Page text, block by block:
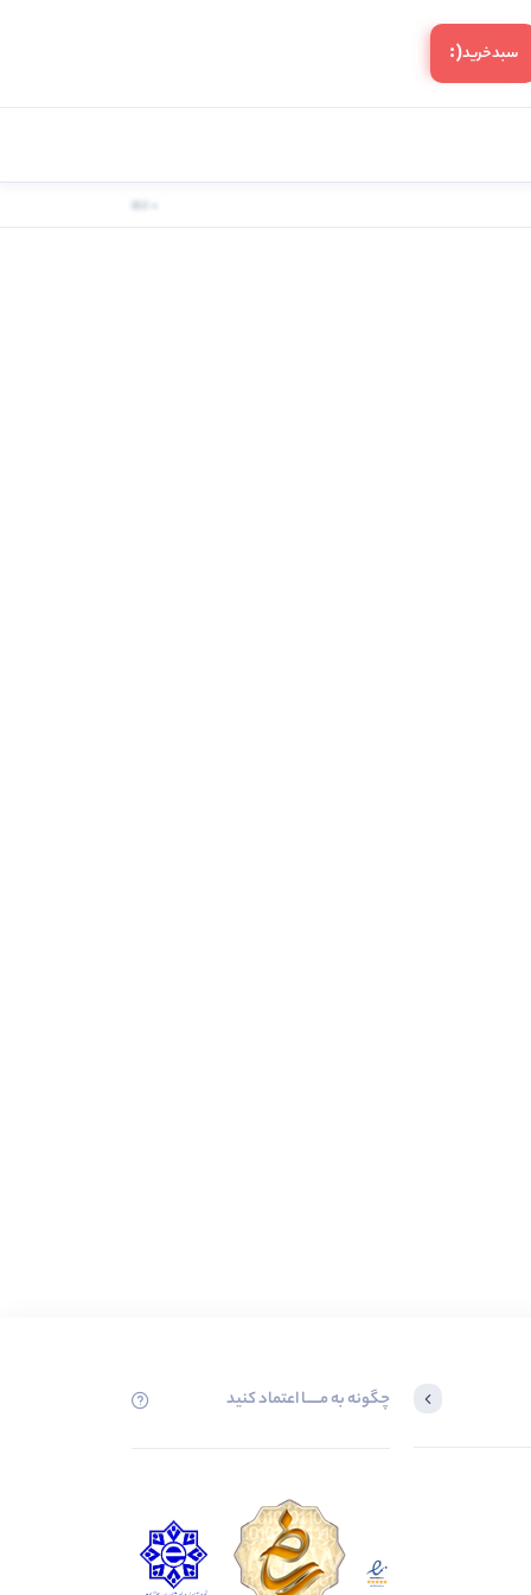
سبد‌خرید(:
چگونه به مــــــا اعتماد کنید